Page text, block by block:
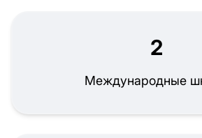
2
Международные